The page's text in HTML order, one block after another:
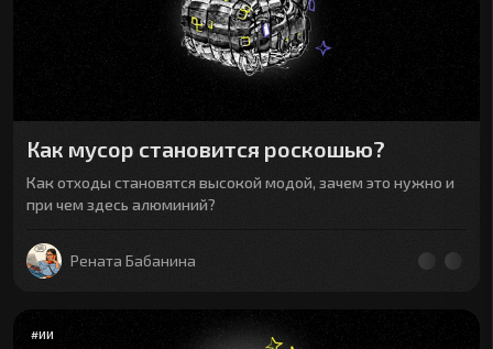
Как мусор становится роскошью?
Как отходы становятся высокой модой, зачем это нужно и
при чем здесь алюминий?
Рената Бабанина
#ИИ